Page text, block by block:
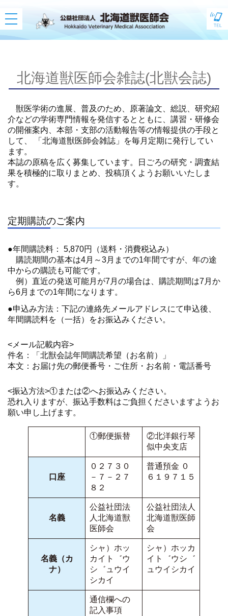
toggle
navigation
北海道獣医師会雑誌(北獣会誌)
獣医学術の進展、普及のため、原著論文、総説、研究紹
介などの学術専門情報を発信するとともに、講習・研修会
の開催案内、本部・支部の活動報告等の情報提供の手段と
して、 「北海道獣医師会雑誌」を毎月定期に発行してい
ます。
本誌の原稿を広く募集しています。日ごろの研究・調査結
果を積極的に取りまとめ、投稿頂くようお願いいたしま
す。
定期購読のご案内
●年間購読料： 5,870円（送料・消費税込み）
購読期間の基本は4月～3月までの1年間ですが、年の途
中からの購読も可能です。
例）直近の発送可能月が7月の場合は、購読期間は7月か
ら6月までの1年間になります。
●申込み方法：下記の連絡先メールアドレスにて申込後、
年間購読料を（一括）をお振込みください。
<メール記載内容>
件名：「北獣会誌年間購読希望（お名前）」
本文：お届け先の郵便番号・ご住所・お名前・電話番号
<振込方法>①または②へお振込みください。
恐れ入りますが、振込手数料はご負担くださいますようお
願い申し上げます。
①郵便振替
②北洋銀行琴
似中央支店
口座
０２７３０
－７－２７
８２
普通預金 ０
６１９７１５
名義
公益社団法
人北海道獣
医師会
公益社団法人
北海道獣医師
会
名義（カ
ナ）
シャ）ホッ
カイト゛ウ
シ゛ュウイ
シカイ
シャ）ホッカ
イト゛ウシ゛
ュウイシカイ
通信欄への
記入事項